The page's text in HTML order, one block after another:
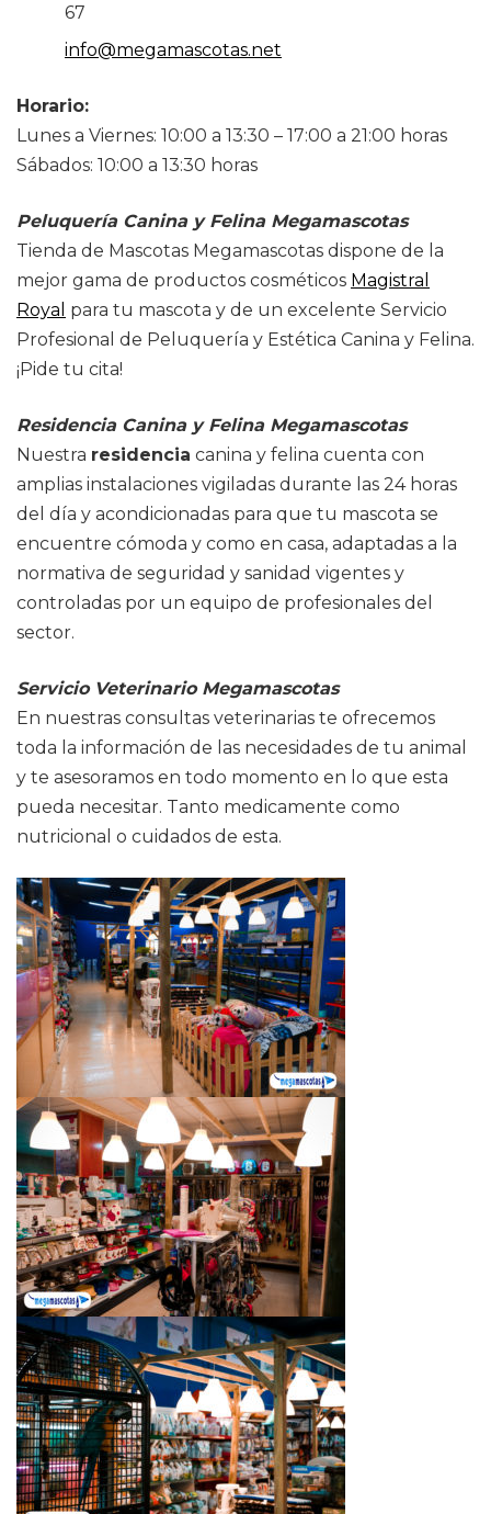
67
info@megamascotas.net
Horario:
Lunes a Viernes: 10:00 a 13:30 – 17:00 a 21:00 horas
Sábados: 10:00 a 13:30 horas
Peluquería Canina y Felina Megamascotas
Tienda de Mascotas Megamascotas dispone de la
mejor gama de productos cosméticos Magistral
Royal para tu mascota y de un excelente Servicio
Profesional de Peluquería y Estética Canina y Felina.
¡Pide tu cita!
Residencia Canina y Felina Megamascotas
Nuestra residencia canina y felina cuenta con
amplias instalaciones vigiladas durante las 24 horas
del día y acondicionadas para que tu mascota se
encuentre cómoda y como en casa, adaptadas a la
normativa de seguridad y sanidad vigentes y
controladas por un equipo de profesionales del
sector.
Servicio Veterinario Megamascotas
En nuestras consultas veterinarias te ofrecemos
toda la información de las necesidades de tu animal
y te asesoramos en todo momento en lo que esta
pueda necesitar. Tanto medicamente como
nutricional o cuidados de esta.